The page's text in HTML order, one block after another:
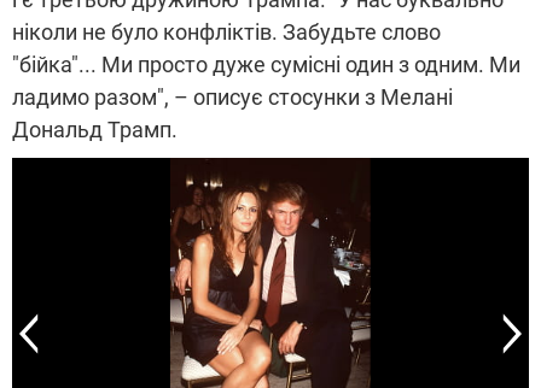
ніколи не було конфліктів. Забудьте слово
"бійка"... Ми просто дуже сумісні один з одним. Ми
ладимо разом", – описує стосунки з Мелані
Дональд Трамп.